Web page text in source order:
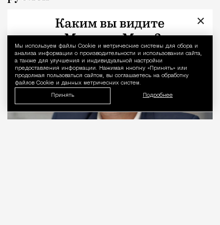
Уведомление
Мы используем файлы Сookie и метрические системы для сбора и
анализа информации о производительности и использовании сайта,
а также для улучшения и индивидуальной настройки
предоставления информации. Нажимая кнопку «Принять» или
продолжая пользоваться сайтом, вы соглашаетесь на обработку
файлов Cookie и данных метрических систем.
Принять Подробнее
Кирилл Романов ×